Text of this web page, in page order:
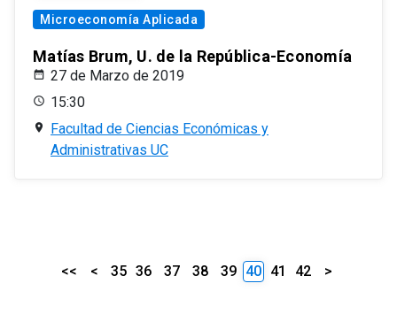
Microeconomía Aplicada
Matías Brum, U. de la República-Economía
27 de Marzo de 2019
15:30
Facultad de Ciencias Económicas y
Administrativas UC
<< < 35 36 37 38 39 40 41 42 >